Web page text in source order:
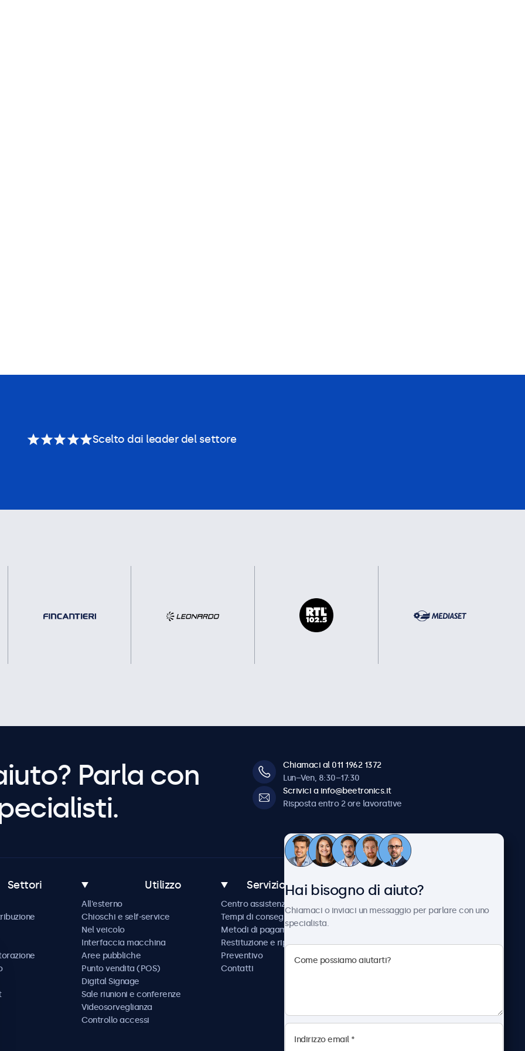
Scelto dai leader del settore
Parla con
Chiamaci al 011 1962 1372
Lun–Ven, 8:30–17:30
Scrivici a info@beetronics.it
Risposta entro 2 ore lavorative
Settori Utilizzo
All'esterno
Chioschi e self-service
Nel veicolo
Interfaccia macchina
Aree pubbliche
Punto vendita (POS)
Digital Signage
Sale riunioni e conferenze
Videosorveglianza
Controllo accessi
Servizio Clienti
Centro assistenza
Tempi di consegna
Metodi di pagamento
Restituzione e riparazione
Preventivo
Contatti
Chi siamo
Notizie e aggiornamenti
Beetronics
Lavora con noi
Hai bisogno di aiuto?
Chiamaci o inviaci un messaggio per parlare con uno
specialista.